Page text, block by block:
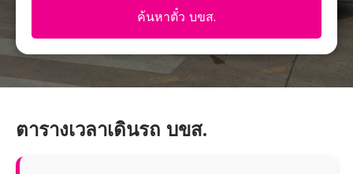
ค้นหาตั๋ว บขส.
ตารางเวลาเดินรถ บขส.